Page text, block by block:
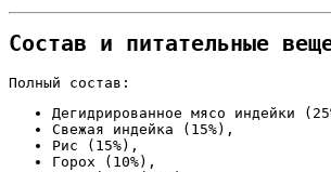
Состав и питательные
Полный состав:
Дегидрированное мясо индейки
Свежая индейка (15%),
Рис (15%),
Горох (10%),